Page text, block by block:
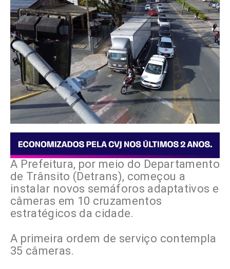
A Prefeitura, por meio do Departamento
de Trânsito (Detrans), começou a
instalar novos semáforos adaptativos e
câmeras em 10 cruzamentos
estratégicos da cidade.
A primeira ordem de serviço contempla
35 câmeras.